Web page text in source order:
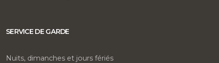
SERVICE DE GARDE
Nuits, dimanches et jours fériés